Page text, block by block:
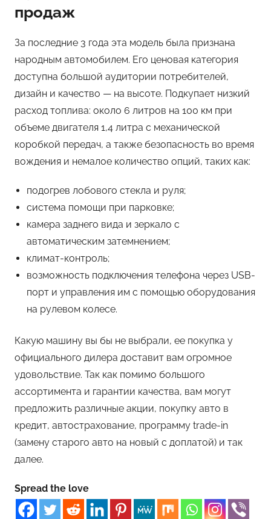
продаж
За последние 3 года эта модель была признана
народным автомобилем. Его ценовая категория
доступна большой аудитории потребителей,
дизайн и качество — на высоте. Подкупает низкий
расход топлива: около 6 литров на 100 км при
объеме двигателя 1,4 литра с механической
коробкой передач, а также безопасность во время
вождения и немалое количество опций, таких как:
подогрев лобового стекла и руля;
система помощи при парковке;
камера заднего вида и зеркало с
автоматическим затемнением;
климат-контроль;
возможность подключения телефона через USB-
порт и управления им с помощью оборудования
на рулевом колесе.
Какую машину вы бы не выбрали, ее покупка у
официального дилера доставит вам огромное
удовольствие. Так как помимо большого
ассортимента и гарантии качества, вам могут
предложить различные акции, покупку авто в
кредит, автострахование, программу trade-in
(замену старого авто на новый с доплатой) и так
далее.
Spread the love